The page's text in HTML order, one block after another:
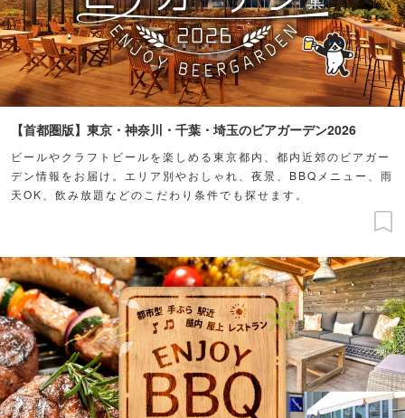
【首都圏版】東京・神奈川・千葉・埼玉のビアガーデン2026
ビールやクラフトビールを楽しめる東京都内、都内近郊のビアガー
デン情報をお届け。エリア別やおしゃれ、夜景、BBQメニュー、雨
天OK、飲み放題などのこだわり条件でも探せます。